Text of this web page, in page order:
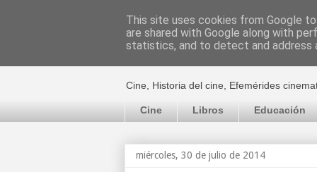
El cultural
Cine, Historia del cine, Efemérides
Cine Libros Educación
miércoles, 30 de julio de 2014
This site uses cookies from Google
are shared with Google along with
statistics, and to detect and address